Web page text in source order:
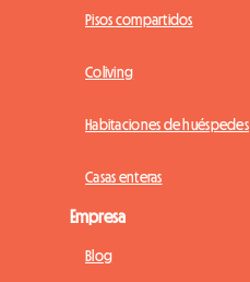
Pisos compartidos
Coliving
Habitaciones de huéspedes
Casas enteras
Empresa
Blog